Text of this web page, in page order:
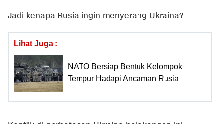
Jadi kenapa Rusia ingin menyerang Ukraina?
Lihat Juga :
NATO Bersiap Bentuk Kelompok
Tempur Hadapi Ancaman Rusia